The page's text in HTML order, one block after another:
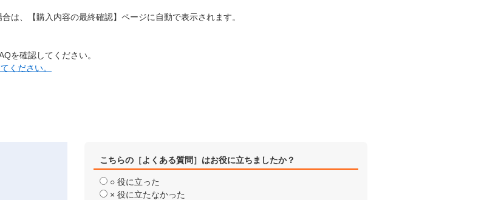
は、【購入内容の最終確認】ページに自動で表示されます。
を確認してください。
ください。
こちらの［よくある質問］はお役に立ちましたか？
○ 役に立った
× 役に立たなかった